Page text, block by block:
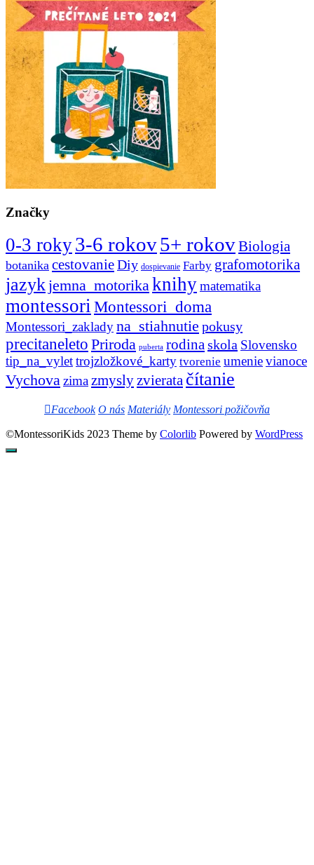
Značky
0-3 roky3-6 rokov5+ rokovBiologia
botanika cestovanieDiy dospievanie Farby grafomotorika
jazykjemna_motorikaknihymatematika
montessoriMontessori_doma
Montessori_zakladyna_stiahnutie pokusy
precitaneleto Priroda puberta rodinaskola Slovensko
tip_na_vylettrojzložkové_karty tvorenie umenievianoce
Vychovazimazmysly zvierata čítanie
Facebook O nás Materiály Montessori požičovňa
©MontessoriKids 2023 Theme by Colorlib Powered by WordPress